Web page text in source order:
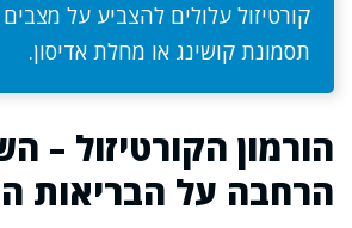
קורטיזול עלולים להצביע על מצבים
תסמונת קושינג או מחלת אדיסון.
הורמון הקורטיזול –
הרחבה על הבריאות